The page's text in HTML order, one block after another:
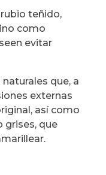
teñido,
como
evitar
que, a
externas
así como
grises, que